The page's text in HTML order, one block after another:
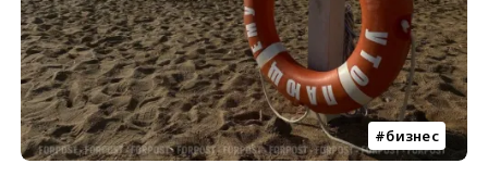
бизнес